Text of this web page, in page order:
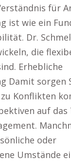
für
ist wie ein
Dr.
die
Erhebliche
Damit sorgen
Konflikten
auf das
oder
Umstände